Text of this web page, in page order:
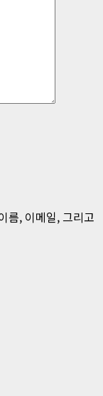
름, 이메일, 그리고